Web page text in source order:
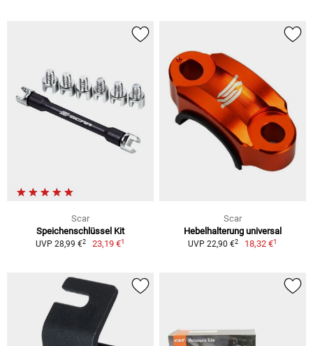
Scar
Speichenschlüssel Kit
UVP 28,99 €2 23,19 €1
Scar
Hebelhalterung universal
UVP 22,90 €2 18,32 €1